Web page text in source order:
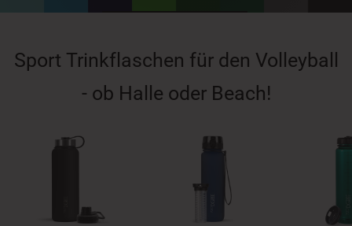
Sport Trinkflaschen für den Volleyball
- ob Halle oder Beach!